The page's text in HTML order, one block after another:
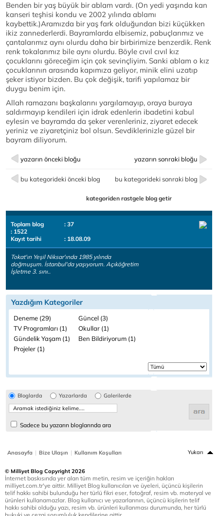
Benden bir yaş büyük bir ablam vardı. (On yedi yaşında kan
kanseri teşhisi kondu ve 2002 yılında ablamı
kaybettik.)Aramızda bir yaş fark olduğundan bizi küçükken
ikiz zannederlerdi. Bayramlarda elbisemiz, pabuçlarımız ve
çantalarımız aynı olurdu daha bir birbirimize benzerdik. Renk
renk tokalarımız bile aynı olurdu. Böyle cıvıl cıvıl kız
çocuklarını göreceğim için çok sevinçliyim. Sanki ablam o kız
çocuklarının arasında kapımıza geliyor, minik elini uzatıp
şeker istiyor bizden. Bu çok değişik, tarifi yapılamaz bir
duygu benim için.
Allah ramazanı başkalarını yargılamayıp, oraya buraya
saldırmayıp kendileri için idrak edenlerin ibadetini kabul
eylesin ve bayramda da şeker verenleriniz, ziyaret edecek
yeriniz ve ziyaretçiniz bol olsun. Sevdiklerinizle güzel bir
bayram diliyorum.
yazarın önceki bloğu yazarın sonraki bloğu
bu kategorideki önceki blog bu kategorideki sonraki blog
kategoriden rastgele blog getir
Toplam blog
: 37
: 1522
Kayıt tarihi
: 18.08.09
Tokat'ın Yeşil Niksar'ında 1985 yılında
doğmuşum. İstanbul'da yaşıyorum. Açıköğretim
İşletme 3. sını..
Yazdığım Kategoriler
Deneme (29)
Güncel (3)
TV Programları (1)
Okullar (1)
Gündelik Yaşam (1)
Ben Bildiriyorum (1)
Projeler (1)
Bloglarda Yazarlarda Galerilerde
Sadece bu yazarın bloglarında ara
Anasayfa | Bize Ulaşın | Kullanım Koşulları Yukarı
© Milliyet Blog Copyright 2026
İnternet baskısında yer alan tüm metin, resim ve içeriğin hakları
milliyet.com.tr'ye aittir. Milliyet Blog kullanıcıları ve üyeleri, üçüncü kişilerin
telif hakkı sahibi bulunduğu her türlü fikri eser, fotoğraf, resim vb. materyal ve
ürünleri kullanamazlar. Blog kullanıcı ve yazarlarının, üçüncü kişilerin telif
hakkı sahibi olduğu yazı, resim vb. ürünleri kullanması durumunda, her türlü